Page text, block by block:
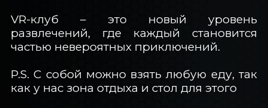
VR-клуб – это новый уровень
развлечений, где каждый становится
частью невероятных приключений.
P.S. С собой можно взять любую еду, так
как у нас зона отдыха и стол для этого